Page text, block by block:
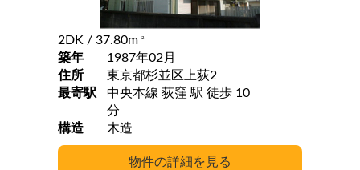
2DK / 37.80m 2
築年
1987年02月
住所
東京都杉並区上荻2
最寄駅
中央本線 荻窪 駅 徒歩 10
分
構造
木造